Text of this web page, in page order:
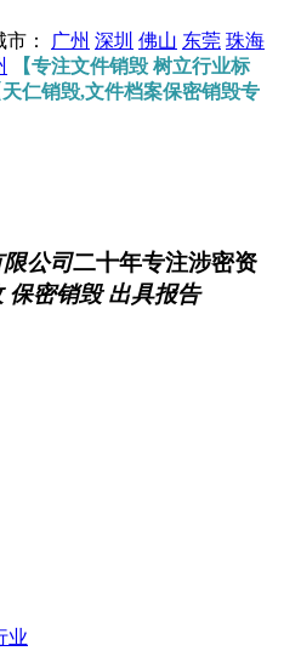
： 广州 深圳 佛山 东莞 珠海
【专注文件销毁 树立行业标
仁销毁,文件档案保密销毁专
公司二十年专注涉密资
保密销毁 出具报告
业